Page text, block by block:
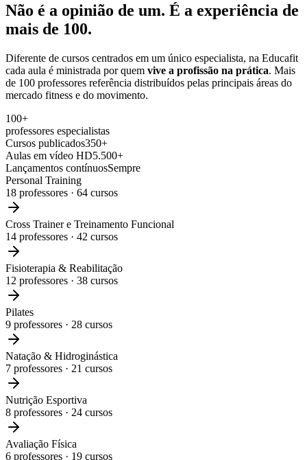
Não é a opinião de um. É a experiência de
mais de 100.
Diferente de cursos centrados em um único especialista, na Educafit
cada aula é ministrada por quem vive a profissão na prática. Mais
de 100 professores referência distribuídos pelas principais áreas do
mercado fitness e do movimento.
100+
professores especialistas
Cursos publicados350+
Aulas em vídeo HD5.500+
Lançamentos contínuosSempre
Personal Training
18 professores · 64 cursos
Cross Trainer e Treinamento Funcional
14 professores · 42 cursos
Fisioterapia & Reabilitação
12 professores · 38 cursos
Pilates
9 professores · 28 cursos
Natação & Hidroginástica
7 professores · 21 cursos
Nutrição Esportiva
8 professores · 24 cursos
Avaliação Física
6 professores · 19 cursos